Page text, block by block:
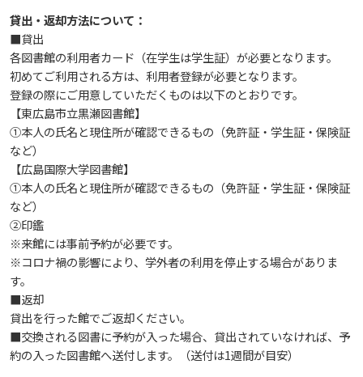
教育の特色
将来像
教育に関する基本方針
アドミッション・ポリシー
生）
カリキュラム・ポリシー
カリキュラム・ポリシー（2024年度以降入学生）
カリキュラム・ポリシー（2023年度入学生）
カリキュラム・ポリシー（2020～2022年度入学
ディプロマ・ポリシー
ディプロマ・ポリシー（2024年度入学生）
ディプロマ・ポリシー（2020～2023年度入学生）
沿革
教育研究上の目的・基本組織について
研究者要覧
大学基礎データ
学費・入学金等費用について
学生生活支援について
就職支援について
動物実験に関する情報について
規定
規定・教育課程・シラバス
広島国際大学施設等貸与内規
別表第1・第2 様式第1・第2
広島国際大学倫理委員会規定
施設案内
施設紹介
東広島・呉キャンパス施設 名称・愛称
施設を動画で紹介
キャンパスの歴史を振り返る
心理臨床センター
大学広報
プレスリリース
メディア掲載情報
ハラスメントについて
SDGsについて
入試概要
職の種BOOK
資料請求
窓口での資料受取りについて
関連情報
交通アクセス
お問い合わせ
保健医療学部
総合リハビリテーション学部
健康スポーツ学部
健康科学部
看護学部
薬学部
大学院・専攻科
医療科学研究科
保健医療学専攻
リハビリテーション学専攻
健康科学研究科
医療福祉学専攻
医療経営学専攻
看護学研究科
看護学専攻
薬学研究科
助産学専攻科
就職・キャリア支援
就職支援
就業力育成プログラム
エクステンション講座
受講申込方法
就職データ
キャリア支援係利用案内
産官学連携
研究連携相談
研究者要覧
研究者情報（学会賞・研究者インタビュー）
公的研究費の責任体系について
地域連携
公開講座
公開講座 過去の開講コース
高大連携
子ども向け体験講座
国際交流
国際化ビジョン
海外研修情報
アクセス
貸出・返却方法について：
■貸出
各図書館の利用者カード（在学生は学生証）が必要となります。
初めてご利用される方は、利用者登録が必要となります。
登録の際にご用意していただくものは以下のとおりです。
【東広島市立黒瀬図書館】
①本人の氏名と現住所が確認できるもの（免許証・学生証・保険証
など）
【広島国際大学図書館】
①本人の氏名と現住所が確認できるもの（免許証・学生証・保険証
など）
②印鑑
※来館には事前予約が必要です。
※コロナ禍の影響により、学外者の利用を停止する場合がありま
す。
■返却
貸出を行った館でご返却ください。
■交換される図書に予約が入った場合、貸出されていなければ、予
約の入った図書館へ送付します。（送付は1週間が目安）
学外からのつかいかた
看護師・保健師国家試験対策
学生図書委員の活動
よくある質問
図書館だより『Library News』
お知らせ
2026年
2025年
2024年
2023年